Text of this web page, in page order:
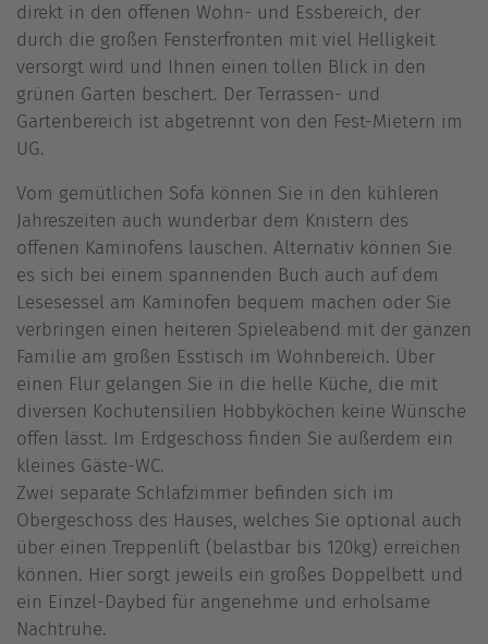
direkt in den offenen Wohn- und Essbereich, der
durch die großen Fensterfronten mit viel Helligkeit
versorgt wird und Ihnen einen tollen Blick in den
grünen Garten beschert. Der Terrassen- und
Gartenbereich ist abgetrennt von den Fest-Mietern im
UG.
Vom gemütlichen Sofa können Sie in den kühleren
Jahreszeiten auch wunderbar dem Knistern des
offenen Kaminofens lauschen. Alternativ können Sie
es sich bei einem spannenden Buch auch auf dem
Lesesessel am Kaminofen bequem machen oder Sie
verbringen einen heiteren Spieleabend mit der ganzen
Familie am großen Esstisch im Wohnbereich. Über
einen Flur gelangen Sie in die helle Küche, die mit
diversen Kochutensilien Hobbyköchen keine Wünsche
offen lässt. Im Erdgeschoss finden Sie außerdem ein
kleines Gäste-WC.
Zwei separate Schlafzimmer befinden sich im
Obergeschoss des Hauses, welches Sie optional auch
über einen Treppenlift (belastbar bis 120kg) erreichen
können. Hier sorgt jeweils ein großes Doppelbett und
ein Einzel-Daybed für angenehme und erholsame
Nachtruhe.